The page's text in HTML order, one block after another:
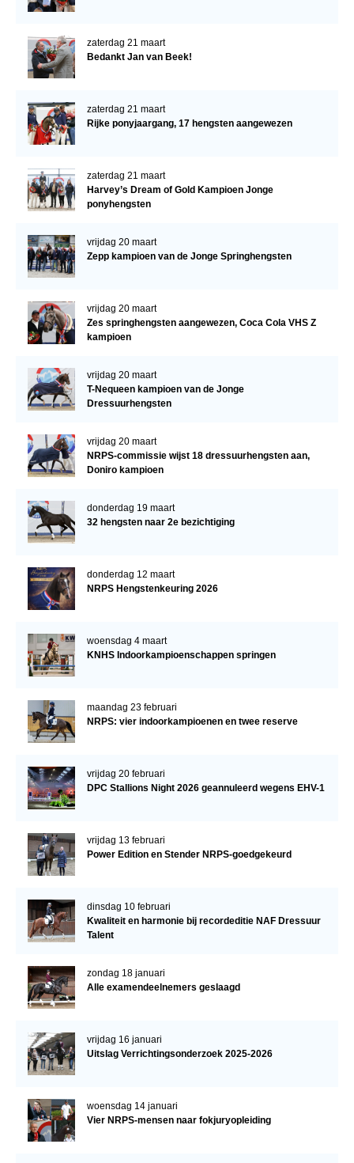
zaterdag 21 maart
Bedankt Jan van Beek!
zaterdag 21 maart
Rijke ponyjaargang, 17 hengsten aangewezen
zaterdag 21 maart
Harvey’s Dream of Gold Kampioen Jonge
ponyhengsten
vrijdag 20 maart
Zepp kampioen van de Jonge Springhengsten
vrijdag 20 maart
Zes springhengsten aangewezen, Coca Cola VHS Z
kampioen
vrijdag 20 maart
T-Nequeen kampioen van de Jonge
Dressuurhengsten
vrijdag 20 maart
NRPS-commissie wijst 18 dressuurhengsten aan,
Doniro kampioen
donderdag 19 maart
32 hengsten naar 2e bezichtiging
donderdag 12 maart
NRPS Hengstenkeuring 2026
woensdag 4 maart
KNHS Indoorkampioenschappen springen
maandag 23 februari
NRPS: vier indoorkampioenen en twee reserve
vrijdag 20 februari
DPC Stallions Night 2026 geannuleerd wegens EHV-1
vrijdag 13 februari
Power Edition en Stender NRPS-goedgekeurd
dinsdag 10 februari
Kwaliteit en harmonie bij recordeditie NAF Dressuur
Talent
zondag 18 januari
Alle examendeelnemers geslaagd
vrijdag 16 januari
Uitslag Verrichtingsonderzoek 2025-2026
woensdag 14 januari
Vier NRPS-mensen naar fokjuryopleiding